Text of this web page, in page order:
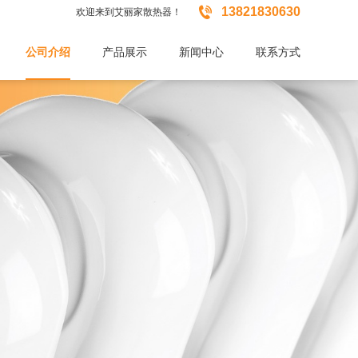
欢迎来到艾丽家散热器！  13821830630
公司介绍 产品展示 新闻中心 联系方式